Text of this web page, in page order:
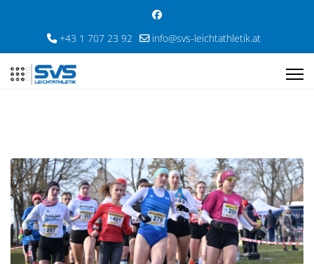
+43 1 707 23 92 info@svs-leichtathletik.at